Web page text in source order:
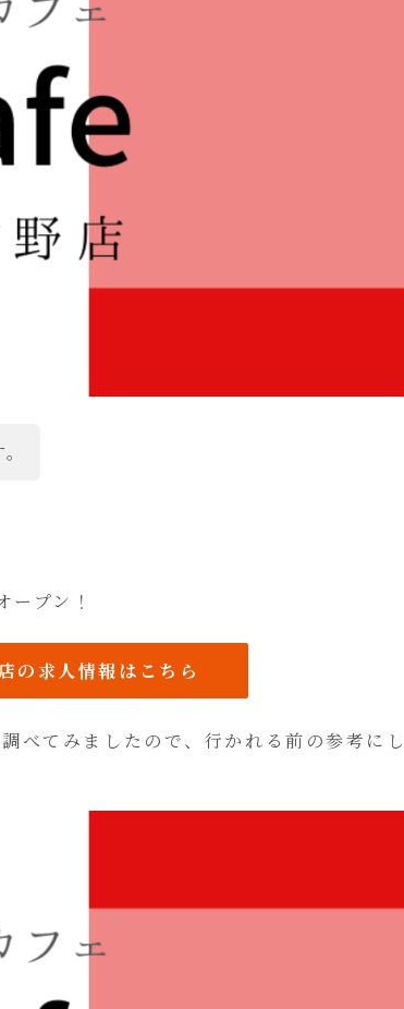
プン！
の求人情報はこちら
べてみましたので、行かれる前の参考にし